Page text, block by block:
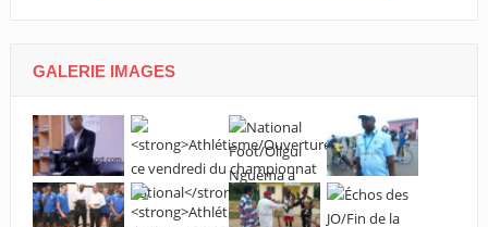
GALERIE IMAGES